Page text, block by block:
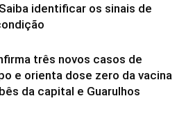
identificar os sinais de
três novos casos de
e orienta dose zero da vacina
da capital e Guarulhos